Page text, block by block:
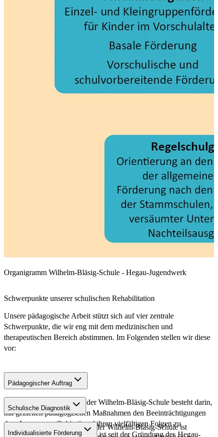
Organigramm Wilhelm-Bläsig-Schule - Hegau-Jugendwerk
Schwerpunkte unserer schulischen Rehabilitation
Unsere pädagogische Arbeit stützt sich auf vier zentrale
Schwerpunkte, die wir eng mit dem medizinischen und
therapeutischen Bereich abstimmen. Im Folgenden stellen wir diese
vor:
Pädagogischer Auftrag
Der pädagogische Auftrag der Wilhelm-Bläsig-Schule besteht darin,
mit gezielten pädagogischen Maßnahmen den Beeinträchtigungen
des „Lernorgans Gehirn“ und ihren vielfältigen Folgen zu
begegnen. Unsere Konzeption ist seit der Gründung des Hegau-
Schulische Diagnostik
Die schulische Diagnostik an der Wilhelm-Bläsig-Schule ist
Individualisierte Förderung